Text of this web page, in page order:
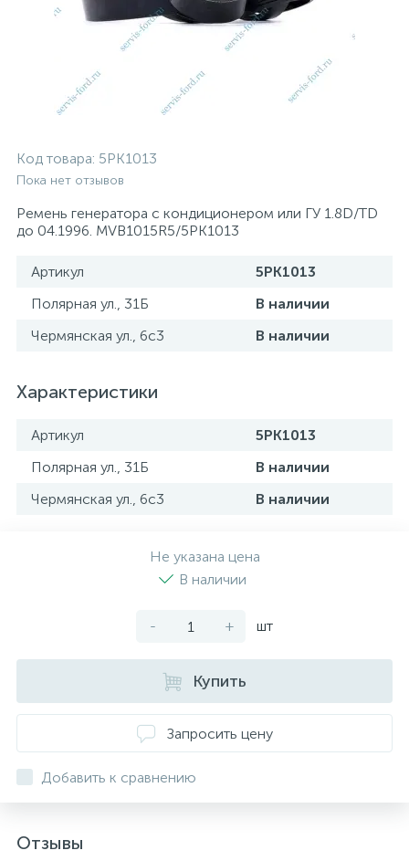
Код товара: 5PK1013
Пока нет отзывов
Ремень генератора с кондиционером или ГУ 1.8D/TD
до 04.1996. MVB1015R5/5PK1013
Артикул
5PK1013
Полярная ул., 31Б
В наличии
Чермянская ул., 6с3
В наличии
Характеристики
Артикул
5PK1013
Полярная ул., 31Б
В наличии
Чермянская ул., 6с3
В наличии
Не указана цена
В наличии
- + шт
Купить
Запросить цену
Добавить к сравнению
Отзывы